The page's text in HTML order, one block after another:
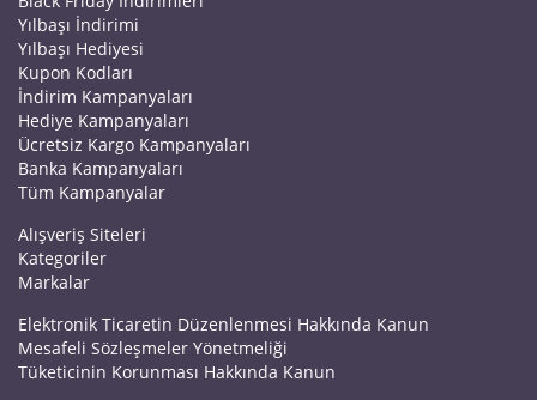
Yılbaşı İndirimi
Yılbaşı Hediyesi
Kupon Kodları
İndirim Kampanyaları
Hediye Kampanyaları
Ücretsiz Kargo Kampanyaları
Banka Kampanyaları
Tüm Kampanyalar
Alışveriş Siteleri
Kategoriler
Markalar
Elektronik Ticaretin Düzenlenmesi Hakkında Kanun
Mesafeli Sözleşmeler Yönetmeliği
Tüketicinin Korunması Hakkında Kanun